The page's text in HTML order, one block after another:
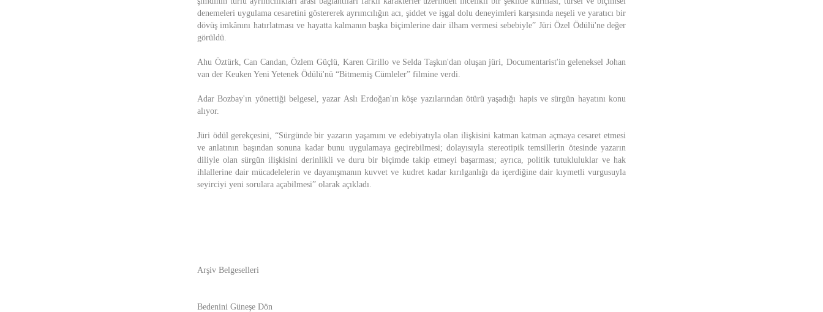
denemeleri uygulama cesaretini göstererek ayrımcılığın acı, şiddet ve işgal dolu deneyimleri karşısında neşeli ve yaratıcı bir
dövüş imkânını hatırlatması ve hayatta kalmanın başka biçimlerine dair ilham vermesi sebebiyle” Jüri Özel Ödülü'ne değer
görüldü.
Ahu Öztürk, Can Candan, Özlem Güçlü, Karen Cirillo ve Selda Taşkın'dan oluşan jüri, Documentarist'in geleneksel Johan
van der Keuken Yeni Yetenek Ödülü'nü “Bitmemiş Cümleler” filmine verdi.
Adar Bozbay'ın yönettiği belgesel, yazar Aslı Erdoğan'ın köşe yazılarından ötürü yaşadığı hapis ve sürgün hayatını konu
alıyor.
Jüri ödül gerekçesini, “Sürgünde bir yazarın yaşamını ve edebiyatıyla olan ilişkisini katman katman açmaya cesaret etmesi
ve anlatının başından sonuna kadar bunu uygulamaya geçirebilmesi; dolayısıyla stereotipik temsillerin ötesinde yazarın
diliyle olan sürgün ilişkisini derinlikli ve duru bir biçimde takip etmeyi başarması; ayrıca, politik tutukluluklar ve hak
ihlallerine dair mücadelelerin ve dayanışmanın kuvvet ve kudret kadar kırılganlığı da içerdiğine dair kıymetli vurgusuyla
seyirciyi yeni sorulara açabilmesi” olarak açıkladı.
Arşiv Belgeselleri
Bedenini Güneşe Dön